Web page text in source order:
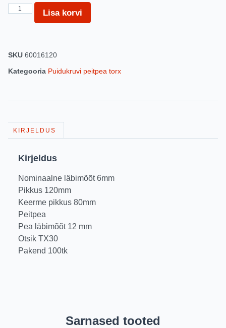
Lisa korvi
SKU 60016120
Kategooria Puidukruvi peitpea torx
KIRJELDUS
Kirjeldus
Nominaalne läbimõõt 6mm
Pikkus 120mm
Keerme pikkus 80mm
Peitpea
Pea läbimõõt 12 mm
Otsik TX30
Pakend 100tk
Sarnased tooted